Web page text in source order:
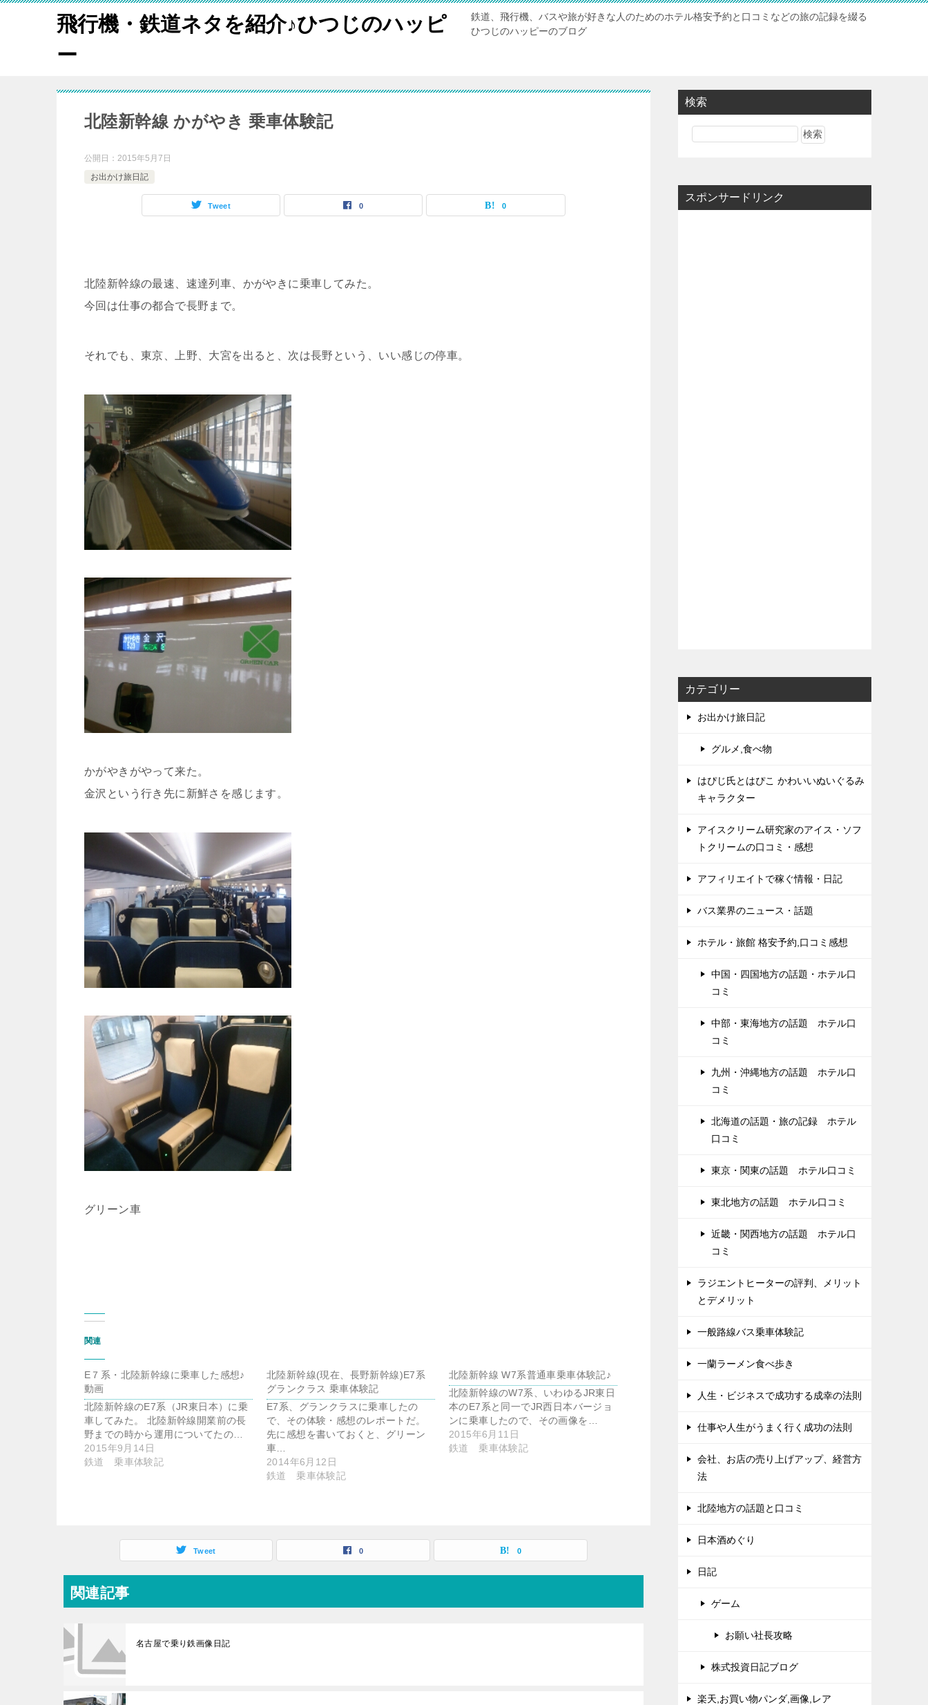
飛行機・鉄道ネタを紹介♪ひつじのハッピ
ー
鉄道、飛行機、バスや旅が好きな人のためのホテル格安予約と口コミなどの旅の記録を綴る
ひつじのハッピーのブログ
北陸新幹線 かがやき 乗車体験記
公開日： 2015年5月7日
お出かけ旅日記
Tweet 0 0
北陸新幹線の最速、速達列車、かがやきに乗車してみた。
今回は仕事の都合で長野まで。
それでも、東京、上野、大宮を出ると、次は長野という、いい感じの停車。
かがやきがやって来た。
金沢という行き先に新鮮さを感じます。
グリーン車
関連
E７系・北陸新幹線に乗車した感想♪
動画
北陸新幹線のE7系（JR東日本）に乗
車してみた。 北陸新幹線開業前の長
野までの時から運用についてたの…
2015年9月14日
鉄道 乗車体験記
北陸新幹線(現在、長野新幹線)E7系
グランクラス 乗車体験記
E7系、グランクラスに乗車したの
で、その体験・感想のレポートだ。
先に感想を書いておくと、グリーン
車…
2014年6月12日
鉄道 乗車体験記
北陸新幹線 W7系普通車乗車体験記♪
北陸新幹線のW7系、いわゆるJR東日
本のE7系と同一でJR西日本バージョ
ンに乗車したので、その画像を…
2015年6月11日
鉄道 乗車体験記
Tweet 0 0
関連記事
名古屋で乗り鉄画像日記
検索
スポンサードリンク
カテゴリー
お出かけ旅日記
グルメ,食べ物
はぴじ氏とはぴこ かわいいぬいぐるみ
キャラクター
アイスクリーム研究家のアイス・ソフ
トクリームの口コミ・感想
アフィリエイトで稼ぐ情報・日記
バス業界のニュース・話題
ホテル・旅館 格安予約,口コミ感想
中国・四国地方の話題・ホテル口
コミ
中部・東海地方の話題 ホテル口
コミ
九州・沖縄地方の話題 ホテル口
コミ
北海道の話題・旅の記録 ホテル
口コミ
東京・関東の話題 ホテル口コミ
東北地方の話題 ホテル口コミ
近畿・関西地方の話題 ホテル口
コミ
ラジエントヒーターの評判、メリット
とデメリット
一般路線バス乗車体験記
一蘭ラーメン食べ歩き
人生・ビジネスで成功する成幸の法則
仕事や人生がうまく行く成功の法則
会社、お店の売り上げアップ、経営方
法
北陸地方の話題と口コミ
日本酒めぐり
日記
ゲーム
お願い社長攻略
株式投資日記ブログ
楽天,お買い物パンダ,画像,レア